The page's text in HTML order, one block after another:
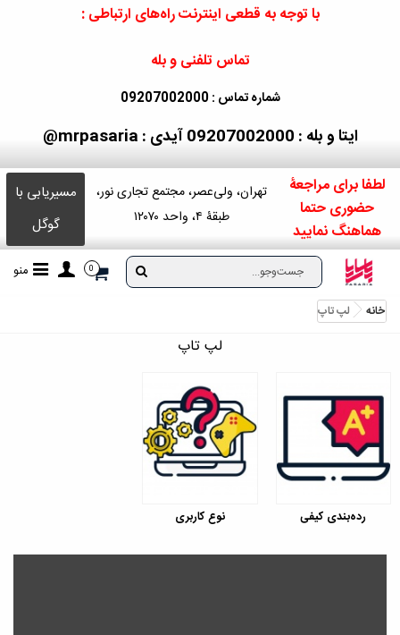
با توجه به قطعی اینترنت راه‌های ارتباطی :
تماس تلفنی و بله
شماره تماس : 09207002000
ایتا و بله : 09207002000 آیدی : mrpasaria@
لطفا برای مراجعۀ
حضوری حتما
هماهنگ نمایید
تهران، ولی‌عصر، مجتمع تجاری نور،
طبقۀ ۴، واحد ۱۲۰۷۰
مسیریابی با
گوگل
0 منو
خانه لپ تاپ
لپ تاپ
رده‌بندی کیفی نوع کاربری